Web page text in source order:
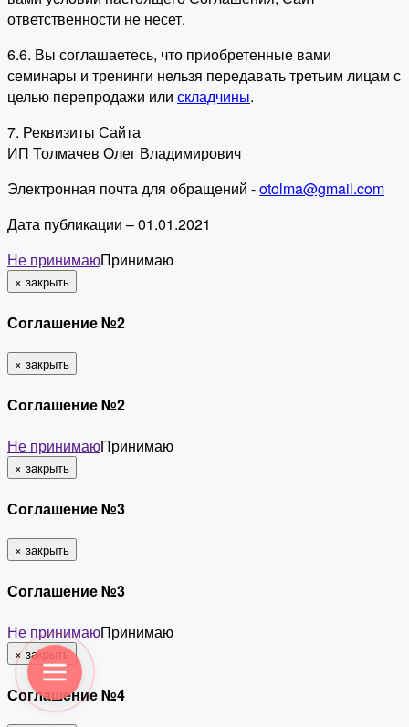
ответственности не несет.
6.6. Вы соглашаетесь, что приобретенные вами
семинары и тренинги нельзя передавать третьим лицам с
целью перепродажи или складчины.
7. Реквизиты Сайта
ИП Толмачев Олег Владимирович
Электронная почта для обращений -otolma@gmail.com
Дата публикации – 01.01.2021
Не принимаюПринимаю
× закрыть
Соглашение №2
× закрыть
Соглашение №2
Не принимаюПринимаю
× закрыть
Соглашение №3
× закрыть
Соглашение №3
Не принимаюПринимаю
× закрыть
Соглашение №4